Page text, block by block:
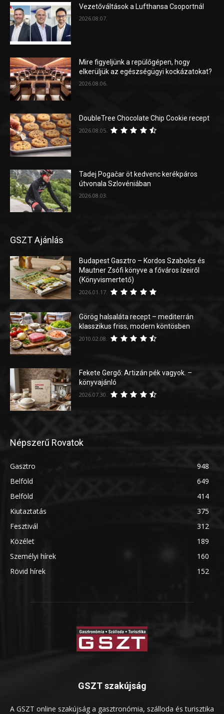
Vezetőváltások a Lufthansa Csoportnál
2026.08.07.
Mire figyeljünk a repülőgépen, hogy
elkerüljük az egészségügyi kockázatokat?
2026.08.06.
DoubleTree Chocolate Chip Cookie recept
2026.08.05.
Tadej Pogačar öt kedvenc kerékpáros
útvonala Szlovéniában
2026.08.03.
GSZT Ajánlás
Budapest Gasztro – Kordos Szabolcs és
Mautner Zsófi könyve a főváros ízeiről
(Könyvismertető)
2026.01.17.
Görög halsaláta recept – mediterrán
klasszikus friss, modern köntösben
2010.02.08.
Fekete Gergő: Artizán pék vagyok. –
könyvajánló
2026.07.30.
Népszerű Rovatok
Gasztro
948
Belföld
649
Belföld
414
Kiutaztatás
375
Fesztivál
312
Közélet
189
Személyi hírek
160
Rövid hírek
152
GSZT szakújság
A GSZT online szakújság a gasztronómia, szálloda és turisztika